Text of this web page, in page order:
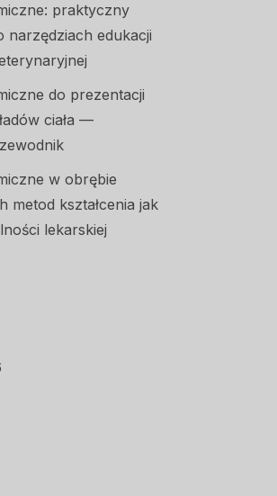
praktyczny
narzędziach edukacji
do prezentacji
ciała —
w obrębie
metod kształcenia jak
lekarskiej